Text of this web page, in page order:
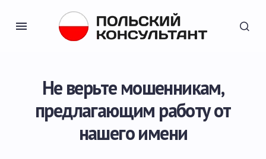
Не верьте мошенникам,
предлагающим работу от
нашего имени